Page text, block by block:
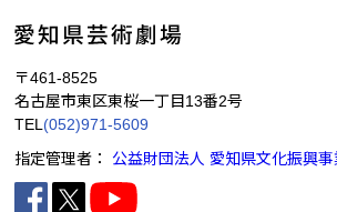
〒461-8525
名古屋市東区東桜一丁目13番2号
TEL (052)971-5609
指定管理者： 公益財団法人 愛知県文化振興事